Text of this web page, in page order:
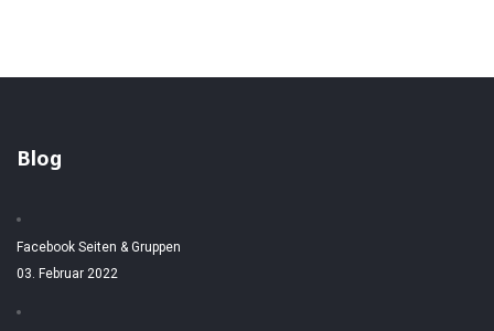
Blog
Facebook Seiten & Gruppen
03. Februar 2022